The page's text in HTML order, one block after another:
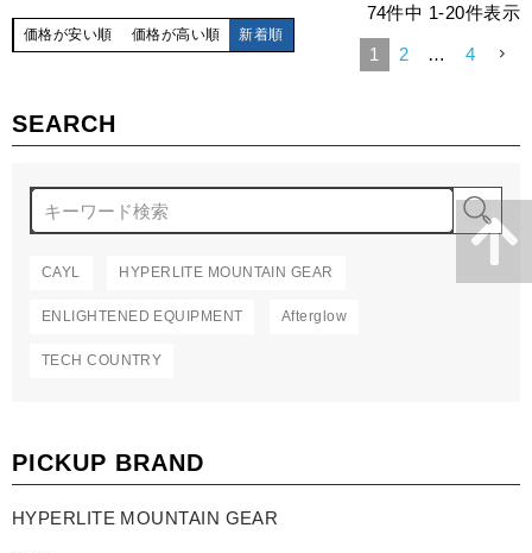
SEARCH
CAYL HYPERLITE MOUNTAIN GEAR
ENLIGHTENED EQUIPMENT Afterglow
TECH COUNTRY
PICKUP BRAND
HYPERLITE MOUNTAIN GEAR
価格が安い順 価格が高い順 新着順
74件中 1-20件表示
1 2 … 4